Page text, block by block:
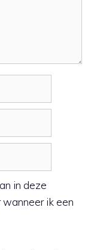
in deze
ik een